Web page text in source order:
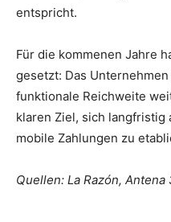
entspricht.
Für die kommenen Jahre
gesetzt: Das
funktionale Reichweite
klaren Ziel, sich langfristig
mobile Zahlungen zu
Quellen: La Razón,